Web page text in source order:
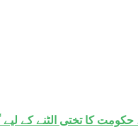
حکومت کا تختی الٹنے کے